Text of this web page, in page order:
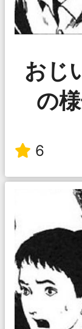
おじ
の
6